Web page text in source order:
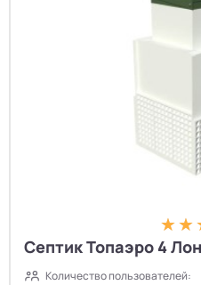
Септик Топаэро 4
Количество пользователей: